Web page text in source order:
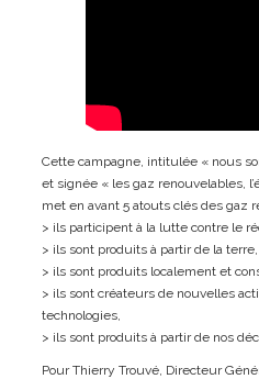
Cette campagne, intitulée « nous
et signée « les gaz renouvelables,
met en avant 5 atouts clés des gaz
> ils participent à la lutte contre le
> ils sont produits à partir de la
> ils sont produits localement et
> ils sont créateurs de nouvelles
technologies,
> ils sont produits à partir de nos
Pour Thierry Trouvé, Directeur